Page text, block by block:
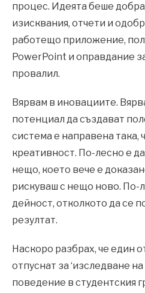
процес. Идеята беше
изисквания, отчети и
работещо приложение,
PowerPoint и оправдание
провалил.
Вярвам в иновациите.
потенциал да създават
система е направена така,
креативност. По-лесно е
нещо, което вече е
рискуваш с нещо ново. По-
дейност, отколкото да се
резултат.
Наскоро разбрах, че един
отпуснат за ‘изследване
поведение в студентския